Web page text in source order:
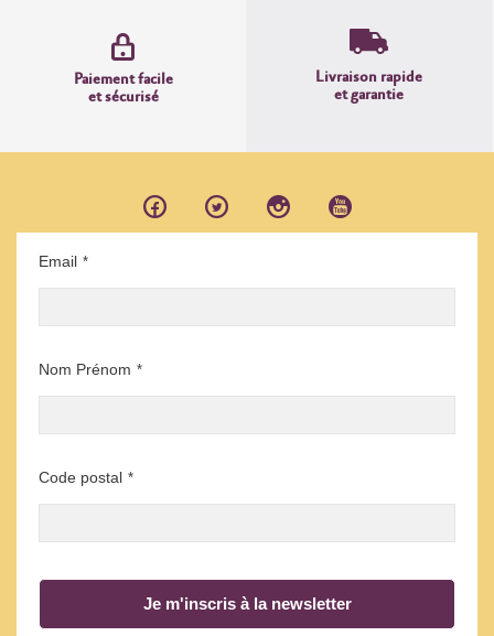
Paiement facile
et sécurisé
Livraison rapide
et garantie
Email *
Nom Prénom *
Code postal *
Je m'inscris à la newsletter